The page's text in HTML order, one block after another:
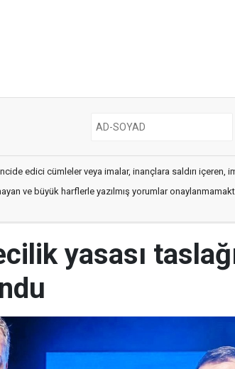
edici cümleler veya imalar, inançlara saldırı içeren,
ve büyük harflerle yazılmış yorumlar
yasası